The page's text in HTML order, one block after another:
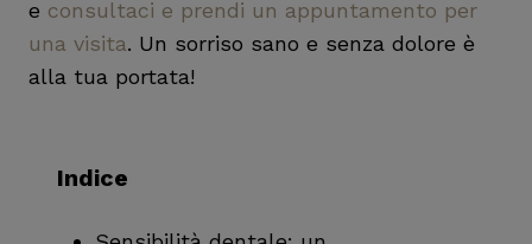
e consultaci e prendi un appuntamento per
una visita. Un sorriso sano e senza dolore è
alla tua portata!
Indice